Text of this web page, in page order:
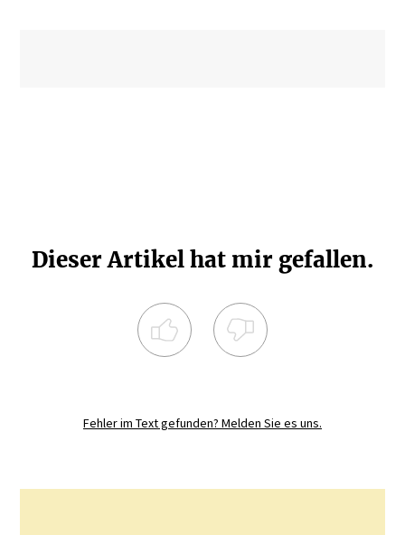
Dieser Artikel hat mir gefallen.
Fehler im Text gefunden? Melden Sie es uns.